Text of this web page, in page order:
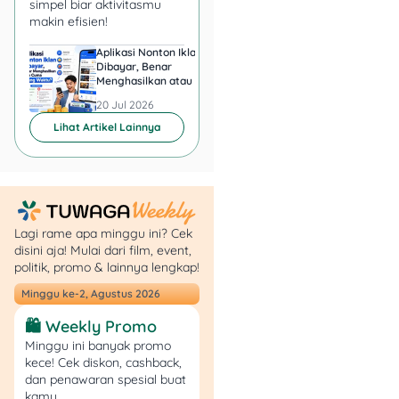
Simulasi Menu
Berdasarkan Harga Riil
Simulasi 1: Ayam, Sayur,
Buah, Susu
Nasi
Porsi = 150 g = 0,15
kg
Biaya nasi =12.000
x 0,15 = Rp 1.800
Ayam (100 g)
kg : Rp 38.000
Porsi: 100 g = 0,10
kg
Biaya ayam = Rp
simpel biar aktivitasmu
makin efisien!
Aplikasi Nonton Iklan
Dibayar, Benar
Menghasilkan atau Cuma
20 Jul 2026
Lihat Artikel Lainnya
Lagi rame apa minggu ini? Cek
disini aja! Mulai dari film, event,
politik, promo & lainnya lengkap!
Minggu ke-2, Agustus 2026
🛍️ Weekly Promo
Minggu ini banyak promo
kece! Cek diskon, cashback,
dan penawaran spesial buat